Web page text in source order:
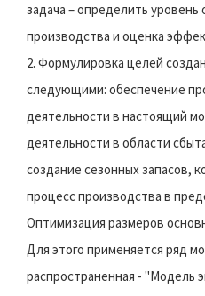
задача – определить
производства и оценка
2. Формулировка целей
следующими: обеспечение
деятельности в настоящий
деятельности в области
создание сезонных запасов,
процесс производства в
Оптимизация размеров
Для этого применяется ряд
распространенная - "Модель